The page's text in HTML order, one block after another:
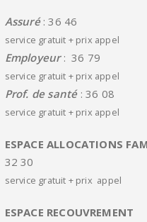
Assuré: 36 46
service gratuit + prix appel
Employeur: 36 79
service gratuit + prix appel
Prof. de santé: 36 08
service gratuit + prix appel
ESPACE ALLOCATIONS
32 30
service gratuit + prix appel
ESPACE RECOUVREMENT